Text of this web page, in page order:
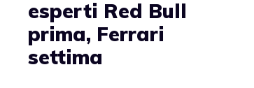
esperti Red Bull
prima, Ferrari
settima